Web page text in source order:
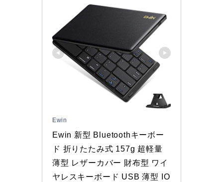
Ewin
Ewin 新型 Bluetoothキーボー
ド 折りたたみ式 157g 超軽量
薄型 レザーカバー 財布型 ワイ
ヤレスキーボード USB 薄型 IO